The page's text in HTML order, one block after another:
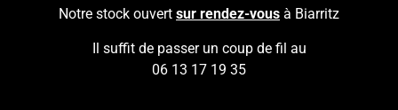
Notre stock ouvert sur rendez-vous à Biarritz
Il suffit de passer un coup de fil au
06 13 17 19 35